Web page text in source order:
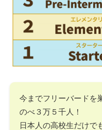
今までフリーバードを
のべ３万５千人！
日本人の高校生だけで